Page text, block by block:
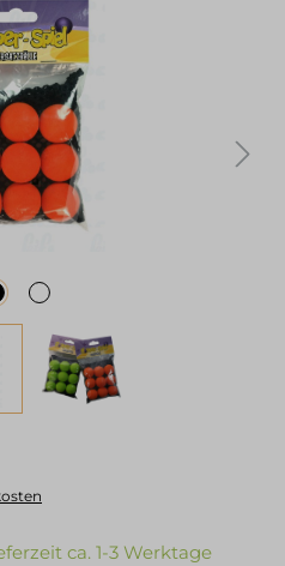
ca. 1-3 Werktage